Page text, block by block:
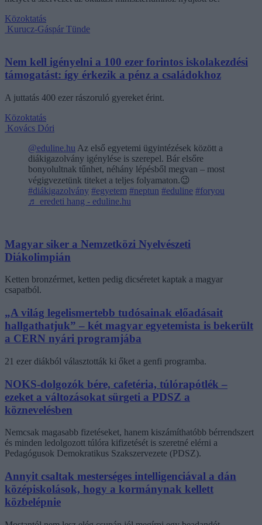
Közoktatás
Kurucz-Gáspár Tünde
Nem kell igényelni a 100 ezer forintos iskolakezdési
támogatást: így érkezik a pénz a családokhoz
A juttatás 400 ezer rászoruló gyereket érint.
Közoktatás
Kovács Dóri
@eduline.hu Az első egyetemi ügyintézések között a
diákigazolvány igénylése is szerepel. Bár elsőre
bonyolultnak tűnhet, néhány lépésből megvan – most
végigvezetünk titeket a teljes folyamaton.😉
#diákigazolvány #egyetem #neptun #eduline #foryou
♬ eredeti hang - eduline.hu
Magyar siker a Nemzetközi Nyelvészeti
Diákolimpián
Ketten bronzérmet, ketten pedig dicséretet kaptak a magyar
csapatból.
„A világ legelismertebb tudósainak előadásait
hallgathatjuk” – két magyar egyetemista is bekerült
a CERN nyári programjába
21 ezer diákból választották ki őket a genfi programba.
NOKS-dolgozók bére, cafetéria, túlórapótlék –
ezeket a változásokat sürgeti a PDSZ a
köznevelésben
Nemcsak magasabb fizetéseket, hanem kiszámíthatóbb bérrendszert
és minden ledolgozott túlóra kifizetését is szeretné elérni a
Pedagógusok Demokratikus Szakszervezete (PDSZ).
Annyit csaltak mesterséges intelligenciával a dán
középiskolások, hogy a kormánynak kellett
közbelépnie